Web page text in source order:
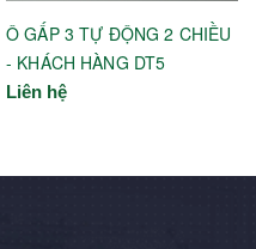
Ô GẤP 3 TỰ ĐỘNG 2 CHIỀU
- KHÁCH HÀNG DT5
Liên hệ